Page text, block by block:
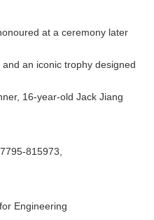
at a ceremony later
an iconic trophy designed
16-year-old Jack Jiang
815973,
Engineering